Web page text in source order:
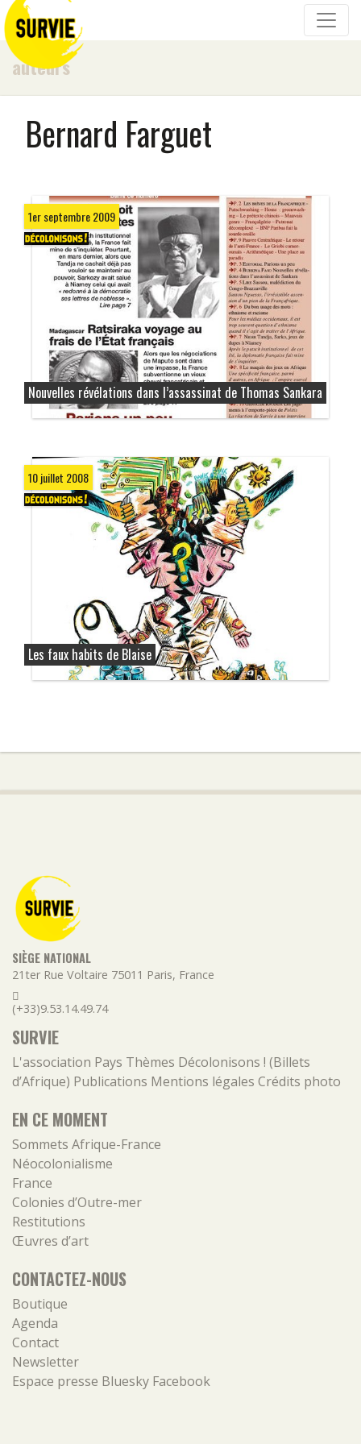
auteurs
Bernard Farguet
1er septembre 2009
Nouvelles révélations dans l’assassinat de Thomas Sankara
10 juillet 2008
Les faux habits de Blaise
SIÈGE NATIONAL
21ter Rue Voltaire 75011 Paris, France
(+33)9.53.14.49.74
SURVIE
L'association Pays Thèmes Décolonisons ! (Billets
d’Afrique) Publications Mentions légales Crédits photo
EN CE MOMENT
Sommets Afrique-France
Néocolonialisme
France
Colonies d’Outre-mer
Restitutions
Œuvres d’art
CONTACTEZ-NOUS
Boutique
Agenda
Contact
Newsletter
Espace presse Bluesky Facebook